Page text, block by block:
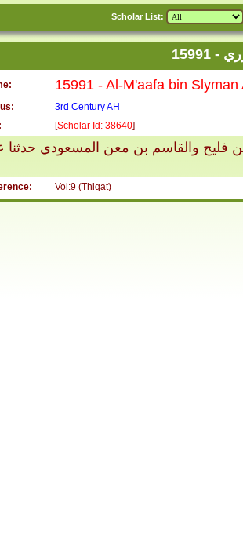
Scholar List:
3rd Century AH
[Scholar Id: 38640]
والقاسم بن معن المسعودي حدثنا
Vol:9 (Thiqat)